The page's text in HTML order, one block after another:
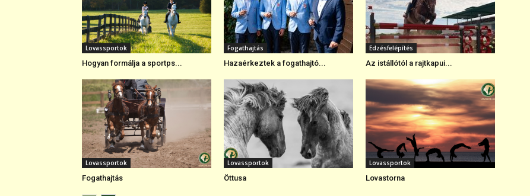
Lovassportok
Hogyan formálja a sportps...
Fogathajtás
Hazaérkeztek a fogathajtó...
Edzésfelépítés
Az istállótól a rajtkapui...
Lovassportok
Fogathajtás
Lovassportok
Öttusa
Lovassportok
Lovastorna